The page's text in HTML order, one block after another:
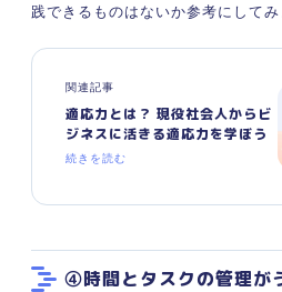
践できるものはないか参考にしてみ
関連記事
適応力とは？ 現役社会人からビ
ジネスに活きる適応力を学ぼう
続きを読む
④時間とタスクの管理が